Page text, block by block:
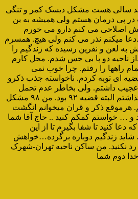
سالی هست مشکل دیسک کمر و تنگی
در پی درمان هستم ولی همیشه به بن
می کنم دارو می خورم
میکنم نذر می کنم ولی هیچ. همسرم
به لعن و نفرین رسیده که زندگیم را
ناحیه دو پا بی حس شدم. محل کارم
راهها را رفتم. چرا خوب نمی
ای توبه کردم. ناخواسته جذب ذکرو
داشتم. ولی بخاطر عدم تحمل
همسرم تقریبا کنار گذاشتم البته قضیه ۹۲ بود. من ۹۸ مشکل
هرموقع ذکر و قران میخوانم انگشت
و … خواستم کمکم کنید .. حاج آقا شما
دعا کنید تا شفا بگیرم تا از این
زندگیم دوباره برگرده…خواهش
نکنید. من ساکن ناحیه تهران-شهرک
دوم شما